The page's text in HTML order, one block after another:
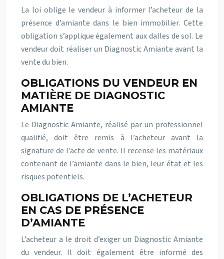
La loi oblige le vendeur à informer l’acheteur de la
présence d’amiante dans le bien immobilier. Cette
obligation s’applique également aux dalles de sol. Le
vendeur doit réaliser un Diagnostic Amiante avant la
vente du bien.
OBLIGATIONS DU VENDEUR EN
MATIÈRE DE DIAGNOSTIC
AMIANTE
Le Diagnostic Amiante, réalisé par un professionnel
qualifié, doit être remis à l’acheteur avant la
signature de l’acte de vente. Il recense les matériaux
contenant de l’amiante dans le bien, leur état et les
risques potentiels.
OBLIGATIONS DE L’ACHETEUR
EN CAS DE PRÉSENCE
D’AMIANTE
L’acheteur a le droit d’exiger un Diagnostic Amiante
du vendeur. Il doit également être informé des